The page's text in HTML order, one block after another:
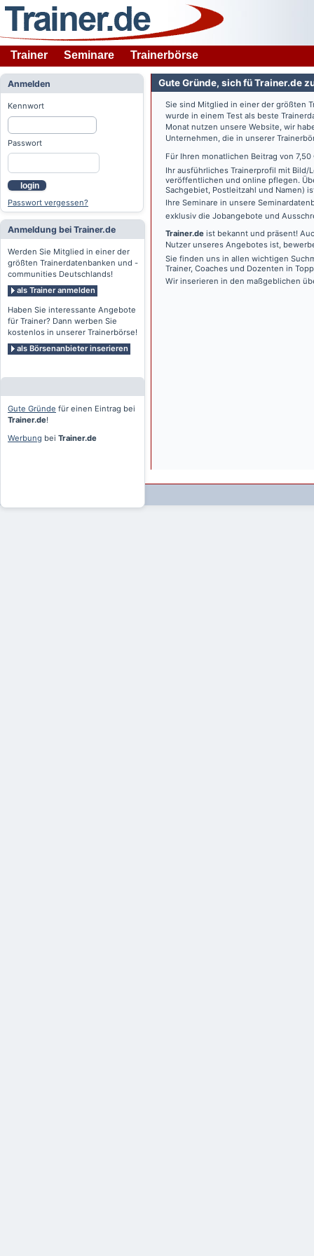
Trainer Seminare Trainerbörse
Anmelden
Kennwort
Passwort
login
Passwort vergessen?
Anmeldung bei Trainer.de
Werden Sie Mitglied in einer der
größten Trainerdatenbanken und -
communities Deutschlands!
als Trainer anmelden
Haben Sie interessante Angebote
für Trainer? Dann werben Sie
kostenlos in unserer Trainerbörse!
als Börsenanbieter inserieren
Gute Gründe für einen Eintrag bei
Trainer.de!
Werbung bei Trainer.de
Gute Gründe, sich fü Trainer.de
Sie sind Mitglied in einer der größten
wurde in einem Test als beste
Monat nutzen unsere Website, wir
Unternehmen, die in unserer
Für Ihren monatlichen Beitrag von
Ihr ausführliches Trainerprofil mit
veröffentlichen und online pflegen.
Sachgebiet, Postleitzahl und Namen)
Ihre Seminare in unsere
exklusiv die Jobangebote und
Trainer.de ist bekannt und präsent!
Nutzer unseres Angebotes ist,
Sie finden uns in allen wichtigen
Trainer, Coaches und Dozenten in
Wir inserieren in den maßgeblichen